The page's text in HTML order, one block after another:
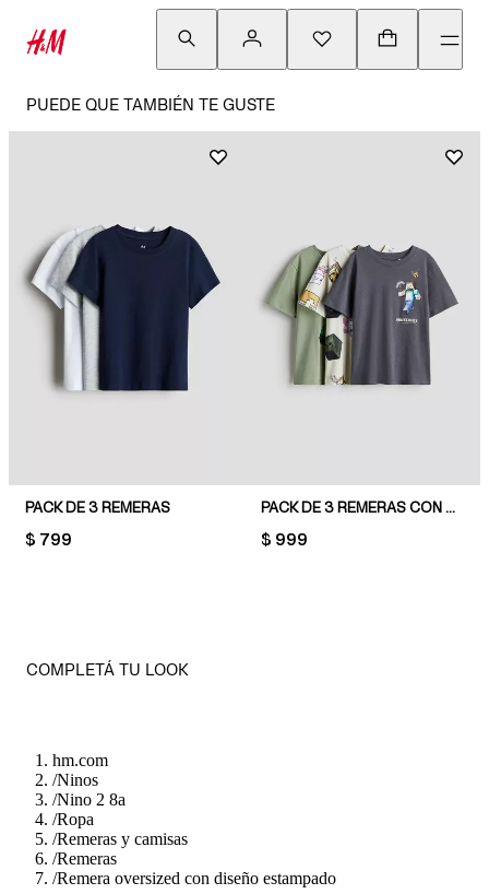
PUEDE QUE TAMBIÉN TE GUSTE
PACK DE 3 REMERAS
PRICE:
$ 799
PACK DE 3 REMERAS CON DISEÑO ESTAMPADO
PRICE:
$ 999
COMPLETÁ TU LOOK
hm.com
/Ninos
/Nino 2 8a
/Ropa
/Remeras y camisas
/Remeras
/Remera oversized con diseño estampado